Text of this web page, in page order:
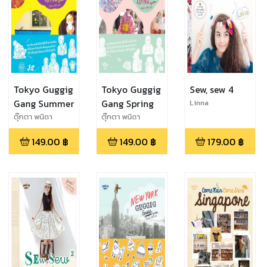
Tokyo Guggig
Gang Summer
ตุ๊กตา พนิดา
149.00 ฿
Tokyo Guggig
Gang Spring
ตุ๊กตา พนิดา
149.00 ฿
Sew, sew 4
Linna
179.00 ฿